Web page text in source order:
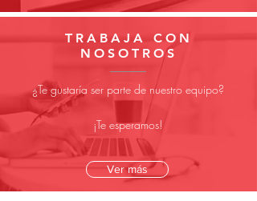
TRABAJA CON
NOSOTROS
¿Te gustaría ser parte de nuestro equipo?
¡Te esperamos!
Ver más